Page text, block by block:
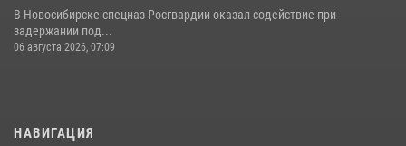
В Новосибирске спецназ Росгвардии оказал содействие при
задержании под...
06 августа 2026, 07:09
НАВИГАЦИЯ